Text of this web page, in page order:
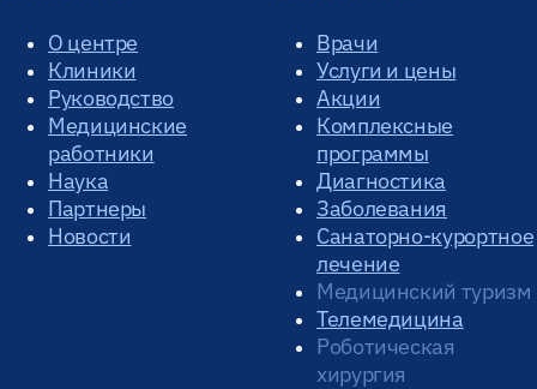
О центре
Клиники
Руководство
Медицинские
работники
Наука
Партнеры
Новости
Врачи
Услуги и цены
Акции
Комплексные
программы
Диагностика
Заболевания
Санаторно-курортное
лечение
Медицинский туризм
Телемедицина
Роботическая
хирургия